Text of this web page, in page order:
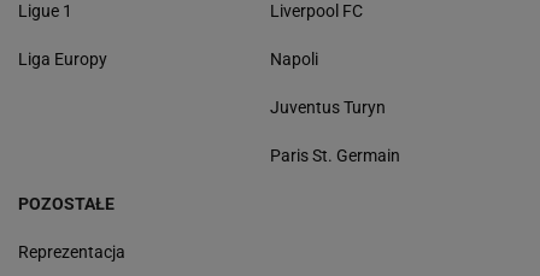
Ligue 1
Liga Europy
Liverpool FC
Napoli
Juventus Turyn
Paris St. Germain
POZOSTAŁE
Reprezentacja